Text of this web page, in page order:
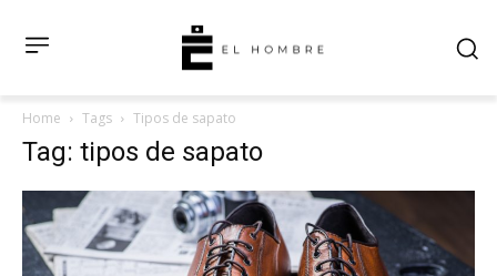
Home Tags Tipos de sapato
Tag: tipos de sapato